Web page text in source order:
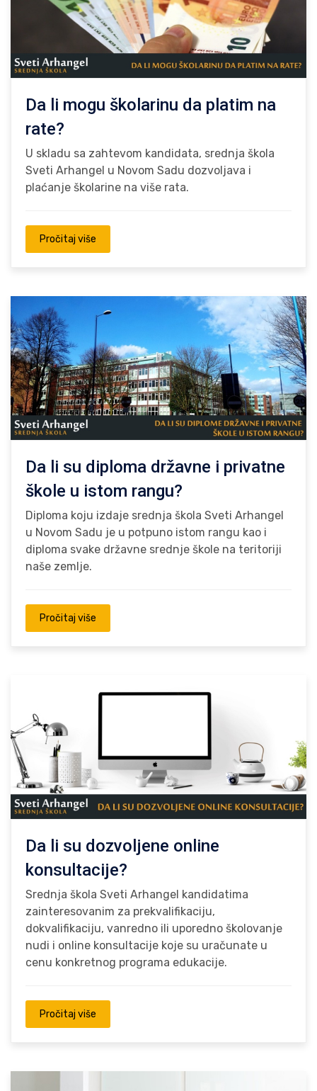
Da li mogu školarinu da platim na
rate?
U skladu sa zahtevom kandidata, srednja škola
Sveti Arhangel u Novom Sadu dozvoljava i
plaćanje školarine na više rata.
Pročitaj više
Da li su diploma državne i privatne
škole u istom rangu?
Diploma koju izdaje srednja škola Sveti Arhangel
u Novom Sadu je u potpuno istom rangu kao i
diploma svake državne srednje škole na teritoriji
naše zemlje.
Pročitaj više
Da li su dozvoljene online
konsultacije?
Srednja škola Sveti Arhangel kandidatima
zainteresovanim za prekvalifikaciju,
dokvalifikaciju, vanredno ili uporedno školovanje
nudi i online konsultacije koje su uračunate u
cenu konkretnog programa edukacije.
Pročitaj više